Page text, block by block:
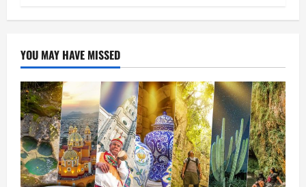
YOU MAY HAVE MISSED